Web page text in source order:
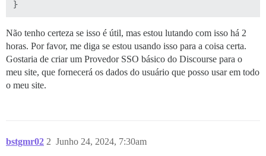
Não tenho certeza se isso é útil, mas estou lutando com isso há 2
horas. Por favor, me diga se estou usando isso para a coisa certa.
Gostaria de criar um Provedor SSO básico do Discourse para o
meu site, que fornecerá os dados do usuário que posso usar em todo
o meu site.
bstgmr02 Junho 24, 2024, 7:30am
2